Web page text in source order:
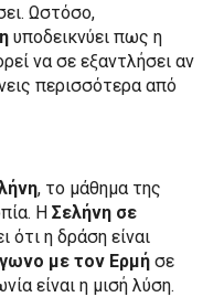
Ωστόσο,
υποδεικνύει πως η
να σε εξαντλήσει αν
περισσότερα από
, το μάθημα της
Η Σελήνη σε
ότι η δράση είναι
με τον Ερμή σε
είναι η μισή λύση.